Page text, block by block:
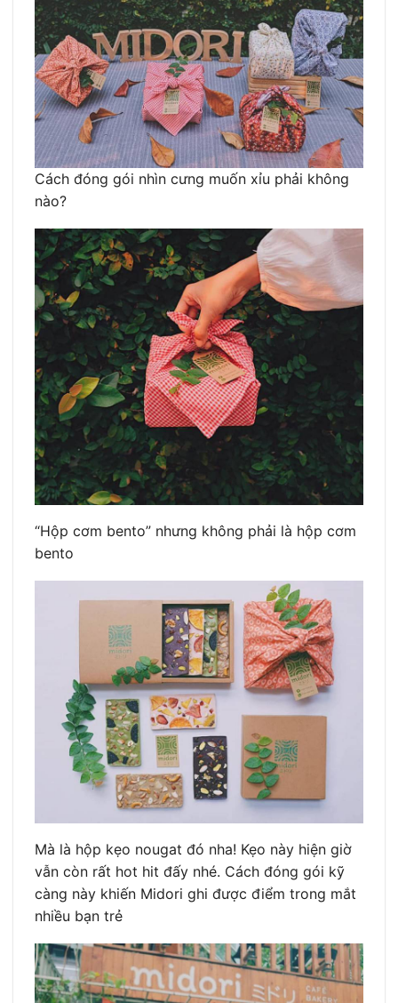
Cách đóng gói nhìn cưng muốn xỉu phải không
nào?
“Hộp cơm bento” nhưng không phải là hộp cơm
bento
Mà là hộp kẹo nougat đó nha! Kẹo này hiện giờ
vẫn còn rất hot hit đấy nhé. Cách đóng gói kỹ
càng này khiến Midori ghi được điểm trong mắt
nhiều bạn trẻ